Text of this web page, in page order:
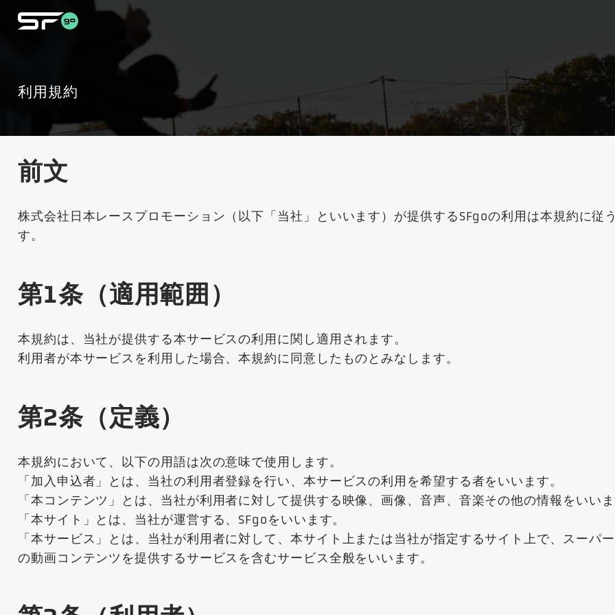
利用規約
前文
株式会社日本レースプロモーション（以下「当社」といいます）が提供するSFgoの利用は本規約に従
す。
第1条（適用範囲）
本規約は、当社が提供する本サービスの利用に関し適用されます。
利用者が本サービスを利用した場合、本規約に同意したものとみなします。
第2条（定義）
本規約において、以下の用語は次の意味で使用します。
「加入申込者」とは、当社の利用者登録を行い、本サービスの利用を希望する者をいいます。
「本コンテンツ」とは、当社が利用者に対して提供する映像、画像、音声、音楽その他の情報をいいま
「本サイト」とは、当社が運営する、SFgoをいいます。
「本サービス」とは、当社が利用者に対して、本サイト上または当社が指定するサイト上で、スーパ
の動画コンテンツを提供するサービスを含むサービス全般をいいます。